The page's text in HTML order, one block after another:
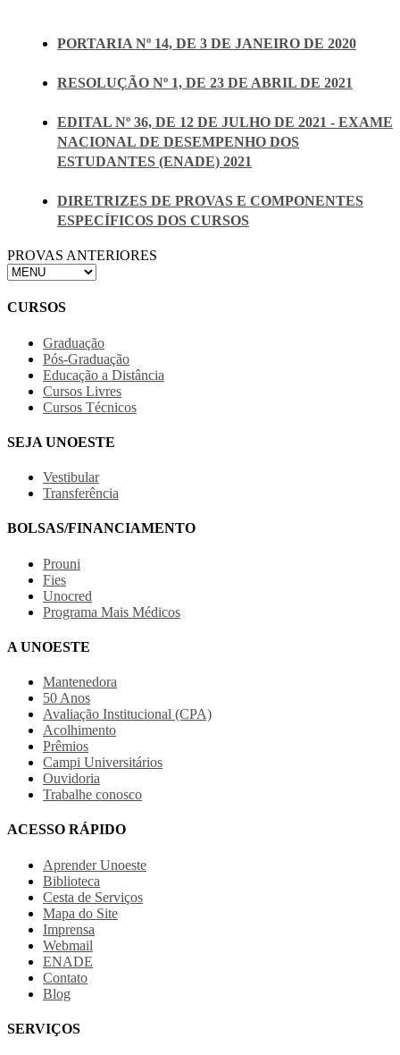
PORTARIA Nº 14, DE 3 DE JANEIRO DE 2020
RESOLUÇÃO Nº 1, DE 23 DE ABRIL DE 2021
EDITAL Nº 36, DE 12 DE JULHO DE 2021 - EXAME
NACIONAL DE DESEMPENHO DOS
ESTUDANTES (ENADE) 2021
DIRETRIZES DE PROVAS E COMPONENTES
ESPECÍFICOS DOS CURSOS
PROVAS ANTERIORES
CURSOS
Graduação
Pós-Graduação
Educação a Distância
Cursos Livres
Cursos Técnicos
SEJA UNOESTE
Vestibular
Transferência
BOLSAS/FINANCIAMENTO
Prouni
Fies
Unocred
Programa Mais Médicos
A UNOESTE
Mantenedora
50 Anos
Avaliação Institucional (CPA)
Acolhimento
Prêmios
Campi Universitários
Ouvidoria
Trabalhe conosco
ACESSO RÁPIDO
Aprender Unoeste
Biblioteca
Cesta de Serviços
Mapa do Site
Imprensa
Webmail
ENADE
Contato
Blog
SERVIÇOS